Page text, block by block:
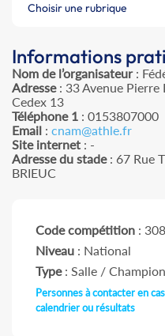
Choisir une rubrique
Informations
Nom de l’organisateur:
Adresse: 33 Avenue Pierre
Cedex 13
Téléphone 1 : 0153807000
Email : cnam@athle.fr
Site internet : -
Adresse du stade: 67 Rue
BRIEUC
Code compétition :
Niveau : National
Type: Salle /
Personnes à contacter en
calendrier ou résultats